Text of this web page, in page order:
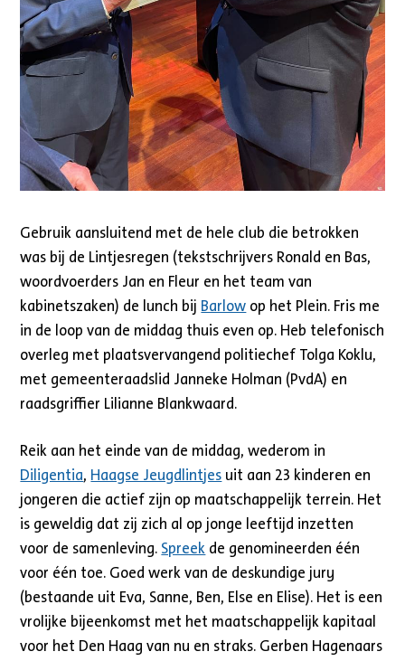
Gebruik aansluitend met de hele club die betrokken
was bij de Lintjesregen (tekstschrijvers Ronald en Bas,
woordvoerders Jan en Fleur en het team van
kabinetszaken) de lunch bij Barlow op het Plein. Fris me
in de loop van de middag thuis even op. Heb telefonisch
overleg met plaatsvervangend politiechef Tolga Koklu,
met gemeenteraadslid Janneke Holman (PvdA) en
raadsgriffier Lilianne Blankwaard.
Reik aan het einde van de middag, wederom in
Diligentia, Haagse Jeugdlintjes uit aan 23 kinderen en
jongeren die actief zijn op maatschappelijk terrein. Het
is geweldig dat zij zich al op jonge leeftijd inzetten
voor de samenleving. Spreek de genomineerden één
voor één toe. Goed werk van de deskundige jury
(bestaande uit Eva, Sanne, Ben, Else en Elise). Het is een
vrolijke bijeenkomst met het maatschappelijk kapitaal
voor het Den Haag van nu en straks. Gerben Hagenaars